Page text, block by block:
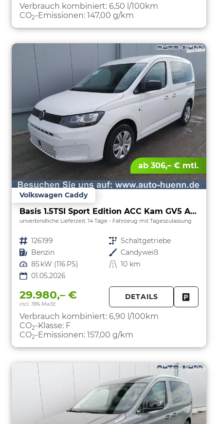
Verbrauch kombiniert: 6,50 l/100km
CO2-Emissionen: 147,00 g/km
ab 306,– € mtl.
Volkswagen Caddy
Basis 1.5TSI Sport Edition ACC Kam GV5 App
unverbindliche Lieferzeit: 14 Tage Fahrzeug mit Tageszulassung
Fahrzeugnr. 126199 Getriebe Schaltgetriebe
Kraftstoff Benzin Außenfarbe Candyweiß
Leistung 85 kW (116 PS) Kilometerstand 10 km
01.05.2026
29.980,– €
incl. 19% MwSt.
DETAILS
Verbrauch kombiniert: 6,90 l/100km
CO2-Klasse: F
CO2-Emissionen: 157,00 g/km